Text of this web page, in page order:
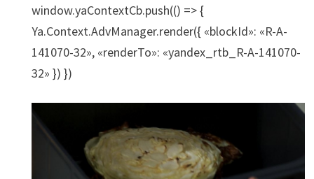
window.yaContextCb.push(() => {
Ya.Context.AdvManager.render({ «blockId»: «R-A-
141070-32», «renderTo»: «yandex_rtb_R-A-141070-
32» }) })